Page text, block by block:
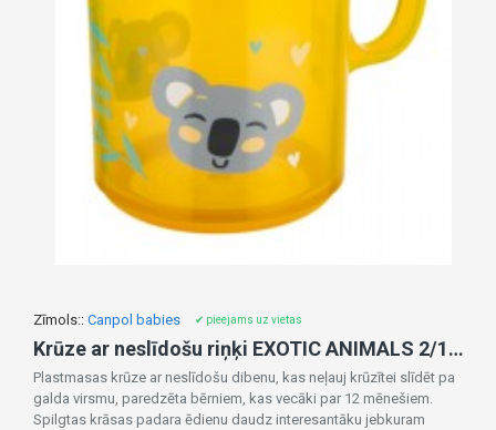
Zīmols:: Canpol babies ✔ pieejams uz vietas
Krūze ar neslīdošu riņķi EXOTIC ANIMALS 2/100 yellow
Plastmasas krūze ar neslīdošu dibenu, kas neļauj krūzītei slīdēt pa
galda virsmu, paredzēta bērniem, kas vecāki par 12 mēnešiem.
Spilgtas krāsas padara ēdienu daudz interesantāku jebkuram